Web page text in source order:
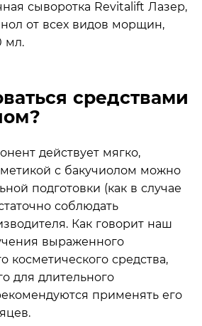
средствами
действует мягко,
с бакучиолом можно
подготовки (как в случае
соблюдать
Как говорит наш
выраженного
косметического средства,
для длительного
применять его